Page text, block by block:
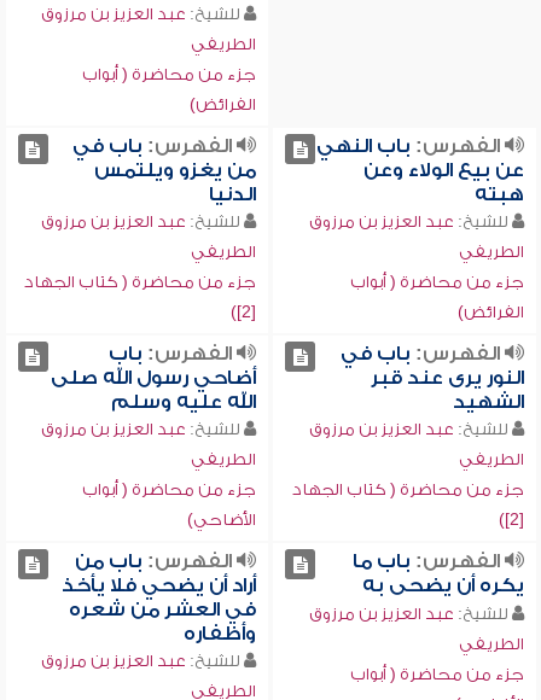
للشيخ: عبد العزيز بن مرزوق
الطريفي
جزء من محاضرة ( أبواب
الفرائض)
الفهرس: باب النهي
عن بيع الولاء وعن
هبته
للشيخ: عبد العزيز بن مرزوق
الطريفي
جزء من محاضرة ( أبواب
الفرائض)
الفهرس: باب في
من يغزو ويلتمس
الدنيا
للشيخ: عبد العزيز بن مرزوق
الطريفي
جزء من محاضرة ( كتاب الجهاد
[2])
الفهرس: باب في
النور يرى عند قبر
الشهيد
للشيخ: عبد العزيز بن مرزوق
الطريفي
جزء من محاضرة ( كتاب الجهاد
[2])
الفهرس: باب
أضاحي رسول الله صلى
الله عليه وسلم
للشيخ: عبد العزيز بن مرزوق
الطريفي
جزء من محاضرة ( أبواب
الأضاحي)
الفهرس: باب ما
يكره أن يضحى به
للشيخ: عبد العزيز بن مرزوق
الطريفي
جزء من محاضرة ( أبواب
الفهرس: باب من
أراد أن يضحي فلا يأخذ
في العشر من شعره
وأظفاره
للشيخ: عبد العزيز بن مرزوق
الطريفي